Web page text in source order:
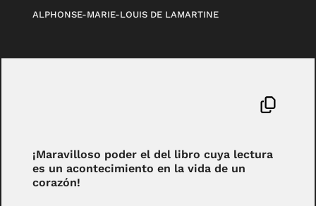
ALPHONSE-MARIE-LOUIS DE LAMARTINE
¡Maravilloso poder el del libro cuya lectura
es un acontecimiento en la vida de un
corazón!